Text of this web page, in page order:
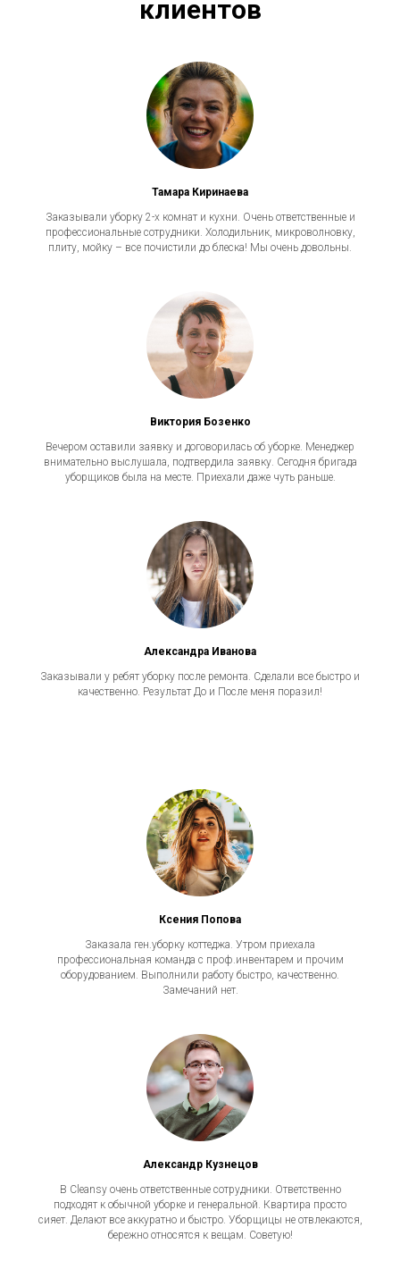
клиентов
Тамара Киринаева
Заказывали уборку 2-х комнат и кухни. Очень ответственные и
профессиональные сотрудники. Холодильник, микроволновку,
плиту, мойку – все почистили до блеска! Мы очень довольны.
Виктория Бозенко
Вечером оставили заявку и договорилась об уборке. Менеджер
внимательно выслушала, подтвердила заявку. Сегодня бригада
уборщиков была на месте. Приехали даже чуть раньше.
Александра Иванова
Заказывали у ребят уборку после ремонта. Сделали все быстро и
качественно. Результат До и После меня поразил!
Ксения Попова
Заказала ген.уборку коттеджа. Утром приехала
профессиональная команда с проф.инвентарем и прочим
оборудованием. Выполнили работу быстро, качественно.
Замечаний нет.
Александр Кузнецов
В Cleansy очень ответственные сотрудники. Ответственно
подходят к обычной уборке и генеральной. Квартира просто
сияет. Делают все аккуратно и быстро. Уборщицы не отвлекаются,
бережно относятся к вещам. Советую!